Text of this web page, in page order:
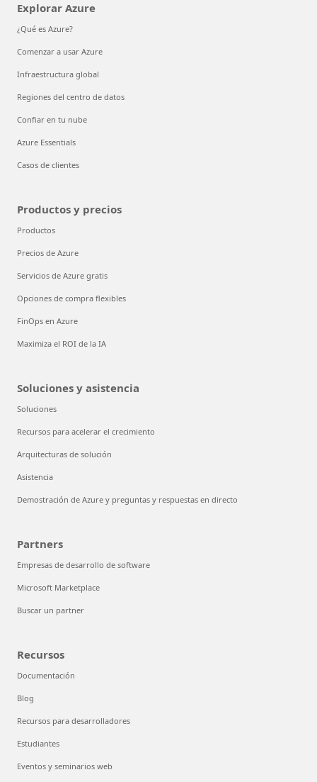
Explorar Azure
¿Qué es Azure?
Comenzar a usar Azure
Infraestructura global
Regiones del centro de datos
Confiar en tu nube
Azure Essentials
Casos de clientes
Productos y precios
Productos
Precios de Azure
Servicios de Azure gratis
Opciones de compra flexibles
FinOps en Azure
Maximiza el ROI de la IA
Soluciones y asistencia
Soluciones
Recursos para acelerar el crecimiento
Arquitecturas de solución
Asistencia
Demostración de Azure y preguntas y respuestas en directo
Partners
Empresas de desarrollo de software
Microsoft Marketplace
Buscar un partner
Recursos
Documentación
Blog
Recursos para desarrolladores
Estudiantes
Eventos y seminarios web